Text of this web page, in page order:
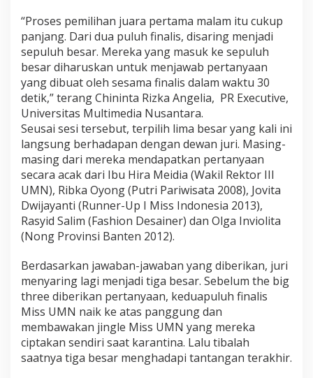
“Proses pemilihan juara pertama malam itu cukup
panjang. Dari dua puluh finalis, disaring menjadi
sepuluh besar. Mereka yang masuk ke sepuluh
besar diharuskan untuk menjawab pertanyaan
yang dibuat oleh sesama finalis dalam waktu 30
detik,” terang Chininta Rizka Angelia, PR Executive,
Universitas Multimedia Nusantara.
Seusai sesi tersebut, terpilih lima besar yang kali ini
langsung berhadapan dengan dewan juri. Masing-
masing dari mereka mendapatkan pertanyaan
secara acak dari Ibu Hira Meidia (Wakil Rektor III
UMN), Ribka Oyong (Putri Pariwisata 2008), Jovita
Dwijayanti (Runner-Up I Miss Indonesia 2013),
Rasyid Salim (Fashion Desainer) dan Olga Inviolita
(Nong Provinsi Banten 2012).
Berdasarkan jawaban-jawaban yang diberikan, juri
menyaring lagi menjadi tiga besar. Sebelum the big
three diberikan pertanyaan, keduapuluh finalis
Miss UMN naik ke atas panggung dan
membawakan jingle Miss UMN yang mereka
ciptakan sendiri saat karantina. Lalu tibalah
saatnya tiga besar menghadapi tantangan terakhir.